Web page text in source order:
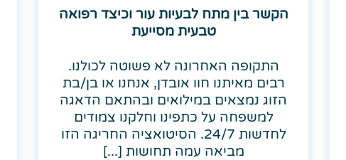
הקשר בין מתח לבעיות עור וכיצד רפואה
טבעית מסייעת
התקופה האחרונה לא פשוטה לכולנו.
רבים מאיתנו חוו אובדן, אנחנו או בן/בת
הזוג נמצאים במילואים ובהתאם הדאגה
למשפחה על כתפינו וחלקנו צמודים
לחדשות 24/7. הסיטואציה החריגה הזו
מביאה עמה תחושות [...]